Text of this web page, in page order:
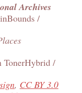
Archives
/
TonerHybrid /
, CC BY 3.0